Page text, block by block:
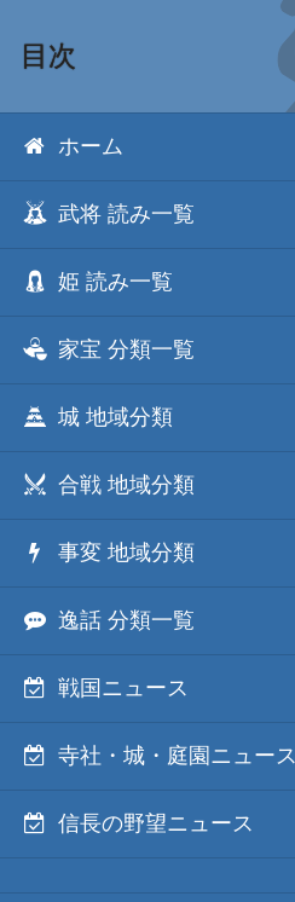
目次
ホーム
武将 読み一覧
姫 読み一覧
家宝 分類一覧
城 地域分類
合戦 地域分類
事変 地域分類
逸話 分類一覧
戦国ニュース
寺社・城・庭園ニュース
信長の野望ニュース